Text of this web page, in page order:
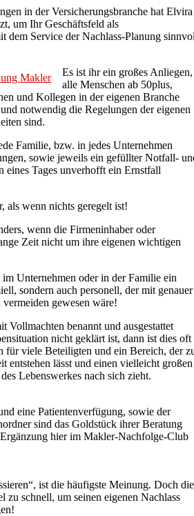
in der Versicherungsbranche hat Elvira
um Ihr Geschäftsfeld als
dem Service der Nachlass-Planung
Es ist ihr ein großes Anliegen,
alle Menschen ab 50plus,
und Kollegen in der eigenen Branche
notwendig die Regelungen der eigenen
sind.
Familie, bzw. in jedes Unternehmen
sowie jeweils ein gefüllter Notfall-
eines Tages unverhofft ein Ernstfall
als wenn nichts geregelt ist!
wenn die Firmeninhaber oder
Zeit nicht um ihre eigenen wichtigen
Unternehmen oder in der Familie ein
sondern auch personell, der mit genauer
gewesen wäre!
Vollmachten benannt und ausgestattet
nicht geklärt ist, dann ist dies oft
für viele Beteiligten und ein Bereich, der
entstehen lässt und einen vielleicht großen
Lebenswerkes nach sich zieht.
eine Patientenverfügung, sowie der
sind das Goldstück ihrer Beratung
hier im Makler-Nachfolge-Club
ist die häufigste Meinung. Doch die
zu schnell, um seinen eigenen Nachlass